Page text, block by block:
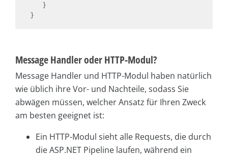
}
Message Handler oder HTTP-Modul?
Message Handler und HTTP-Modul haben natürlich
wie üblich ihre Vor- und Nachteile, sodass Sie
abwägen müssen, welcher Ansatz für Ihren Zweck
am besten geeignet ist:
Ein HTTP-Modul sieht alle Requests, die durch
die ASP.NET Pipeline laufen, während ein